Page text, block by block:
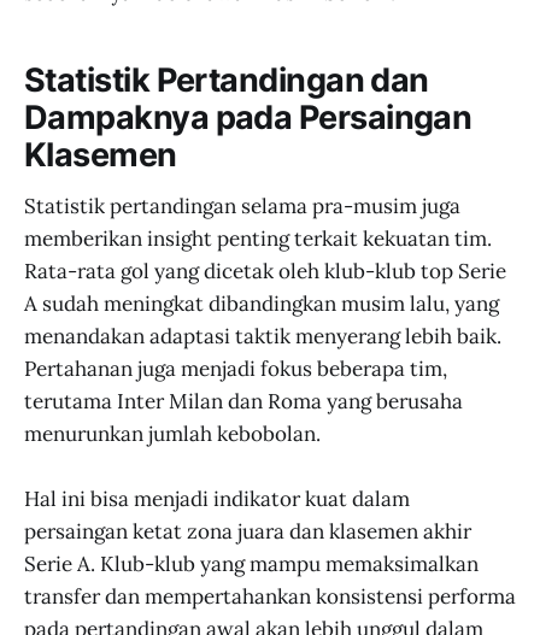
Statistik Pertandingan dan
Dampaknya pada Persaingan
Klasemen
Statistik pertandingan selama pra-musim juga
memberikan insight penting terkait kekuatan tim.
Rata-rata gol yang dicetak oleh klub-klub top Serie
A sudah meningkat dibandingkan musim lalu, yang
menandakan adaptasi taktik menyerang lebih baik.
Pertahanan juga menjadi fokus beberapa tim,
terutama Inter Milan dan Roma yang berusaha
menurunkan jumlah kebobolan.
Hal ini bisa menjadi indikator kuat dalam
persaingan ketat zona juara dan klasemen akhir
Serie A. Klub-klub yang mampu memaksimalkan
transfer dan mempertahankan konsistensi performa
pada pertandingan awal akan lebih unggul dalam